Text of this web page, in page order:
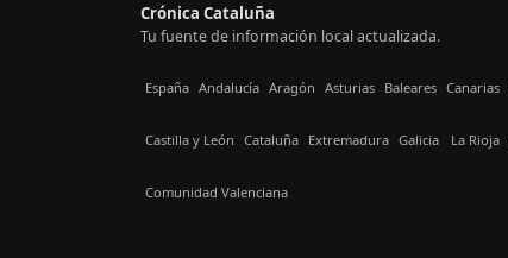
Crónica Cataluña
Tu fuente de información local actualizada.
España Andalucía Aragón Asturias Baleares Canarias
Castilla y León Cataluña Extremadura Galicia La Rioja
Comunidad Valenciana